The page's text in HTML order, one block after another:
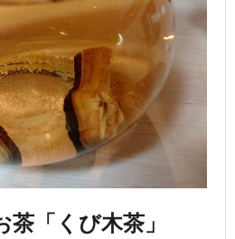
「くび木茶」